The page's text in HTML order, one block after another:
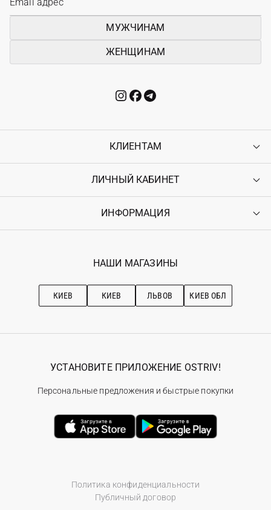
МУЖЧИНАМ
ЖЕНЩИНАМ
КЛИЕНТАМ
Контакты
Возврат
Гарантия
ЛИЧНЫЙ КАБИНЕТ
Войти
Ostriv Club+
ИНФОРМАЦИЯ
Наши магазини
Рекомендации по уходу
НАШИ МАГАЗИНЫ
КИЕВ КИЕВ ЛЬВОВ КИЕВ ОБЛ
Политика конфиденциальности
Публичный договор
УСТАНОВИТЕ ПРИЛОЖЕНИЕ OSTRIV!
Персональные предложения и быстрые покупки